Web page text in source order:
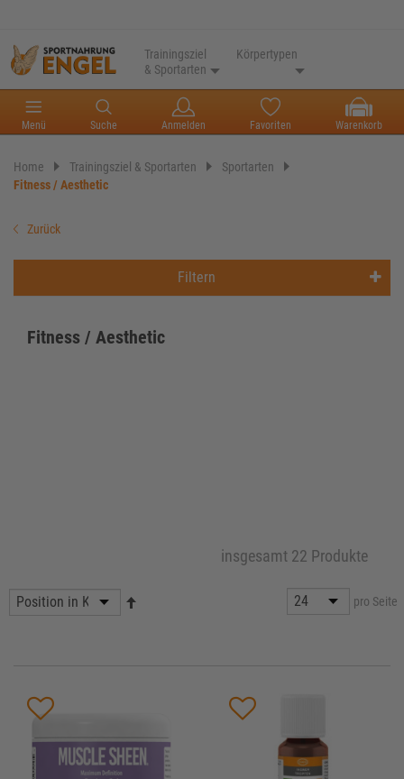
Trainingsziel
& Sportarten
Körpertypen
Menü Suche Anmelden Favoriten Warenkorb
Home Trainingsziel & Sportarten
Sportarten
Fitness / Aesthetic
Zurück
Filtern
Fitness / Aesthetic
insgesamt 22 Produkte
pro Seite